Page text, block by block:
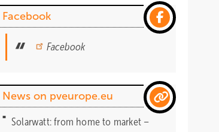
Facebook
Facebook
News on pveurope.eu
Solarwatt: from home to market –